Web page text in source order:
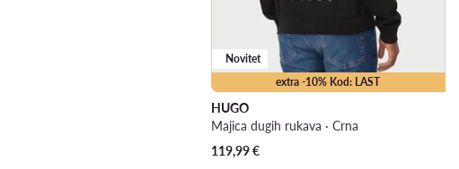
extra -10% Kod: LAST
Novitet
HUGO
Majica dugih rukava · Crna
119,99€